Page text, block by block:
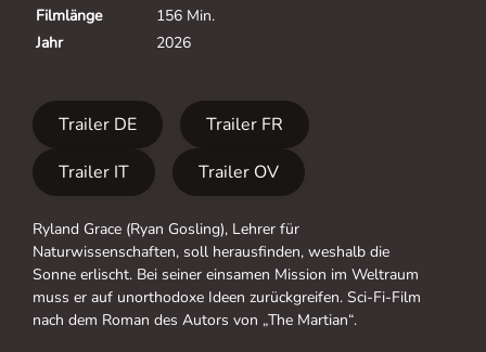
Filmlänge
156 Min.
Jahr
2026
Trailer DE
Trailer FR
Trailer IT
Trailer OV
Ryland Grace (Ryan Gosling), Lehrer für
Naturwissenschaften, soll herausfinden, weshalb die
Sonne erlischt. Bei seiner einsamen Mission im Weltraum
muss er auf unorthodoxe Ideen zurückgreifen. Sci-Fi-Film
nach dem Roman des Autors von „The Martian“.